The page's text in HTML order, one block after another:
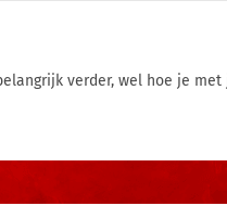
verder, wel hoe je